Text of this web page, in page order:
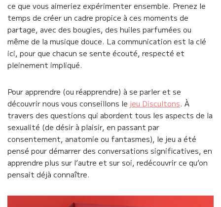
ce que vous aimeriez expérimenter ensemble. Prenez le
temps de créer un cadre propice à ces moments de
partage, avec des bougies, des huiles parfumées ou
même de la musique douce. La communication est la clé
ici, pour que chacun se sente écouté, respecté et
pleinement impliqué.
Pour apprendre (ou réapprendre) à se parler et se
découvrir nous vous conseillons le jeu Discultons. À
travers des questions qui abordent tous les aspects de la
sexualité (de désir à plaisir, en passant par
consentement, anatomie ou fantasmes), le jeu a été
pensé pour démarrer des conversations significatives, en
apprendre plus sur l’autre et sur soi, redécouvrir ce qu’on
pensait déjà connaître.